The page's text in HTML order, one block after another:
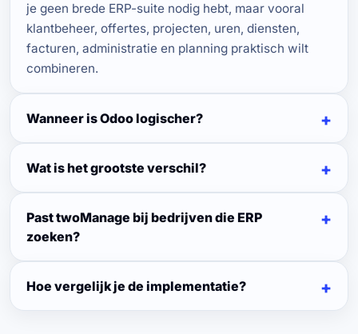
je geen brede ERP-suite nodig hebt, maar vooral
klantbeheer, offertes, projecten, uren, diensten,
facturen, administratie en planning praktisch wilt
combineren.
Wanneer is Odoo logischer?
Wat is het grootste verschil?
Past twoManage bij bedrijven die ERP
zoeken?
Hoe vergelijk je de implementatie?